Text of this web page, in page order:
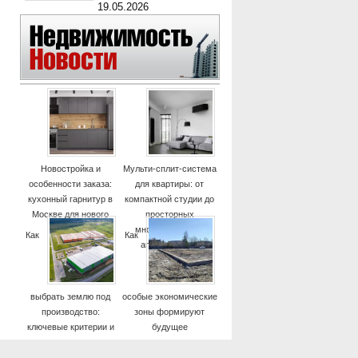
19.05.2026
Новостройка и
особенности заказа:
кухонный гарнитур в
Москве для нового
дома
Мульти-сплит-система
для квартиры: от
компактной студии до
просторных
многокомнатных
апартаментов
Как
выбрать землю под
производство:
ключевые критерии и
Как
особые экономические
зоны формируют
будущее